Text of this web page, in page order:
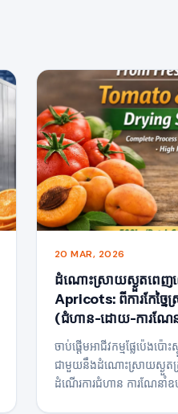
20 MAR, 2026
ដំណោះស្រាយស្ងួតពេញ
Apricots: ពីការកែច្នៃ
(ជំហាន-ដោយ-ការណែ
ចាប់ផ្តើមអាជីវកម្មផ្លែប៉េង
ជាមួយនឹងដំណោះស្រាយស្ងួត
ដំណើរការជំហាន ការណែនាំ